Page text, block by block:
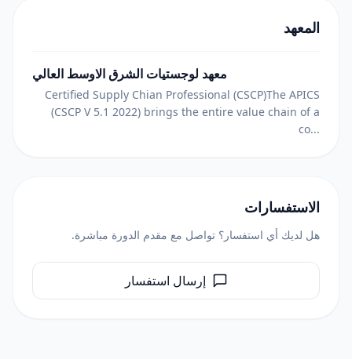
المعهد
معهد لوجستيات الشرق الاوسط العالي
Certified Supply Chian Professional (CSCP)The APICS
(CSCP V 5.1 2022) brings the entire value chain of a
co...
الاستفسارات
هل لديك أي استفسار؟ تواصل مع مقدم الدورة مباشرة.
إرسال استفسار